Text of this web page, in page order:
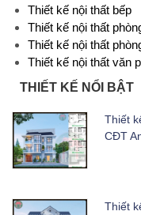
Thiết kế nội thất bếp
Thiết kế nội thất
Thiết kế nội thất
Thiết kế nội thất văn
THIẾT KẾ NỔI BẬT
Thiết
CĐT
Thiết